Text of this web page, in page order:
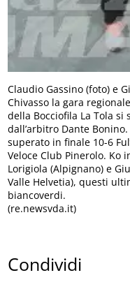
Claudio Gassino (foto) e
Chivasso la gara
della Bocciofila La Tola
dall’arbitro Dante
superato in finale 10-6
Veloce Club Pinerolo. Ko
Lorigiola (Alpignano) e
Valle Helvetia), questi
biancoverdi.
(re.newsvda.it)
Condividi